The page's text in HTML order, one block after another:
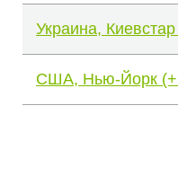
Украина,
США, Нью-Йорк